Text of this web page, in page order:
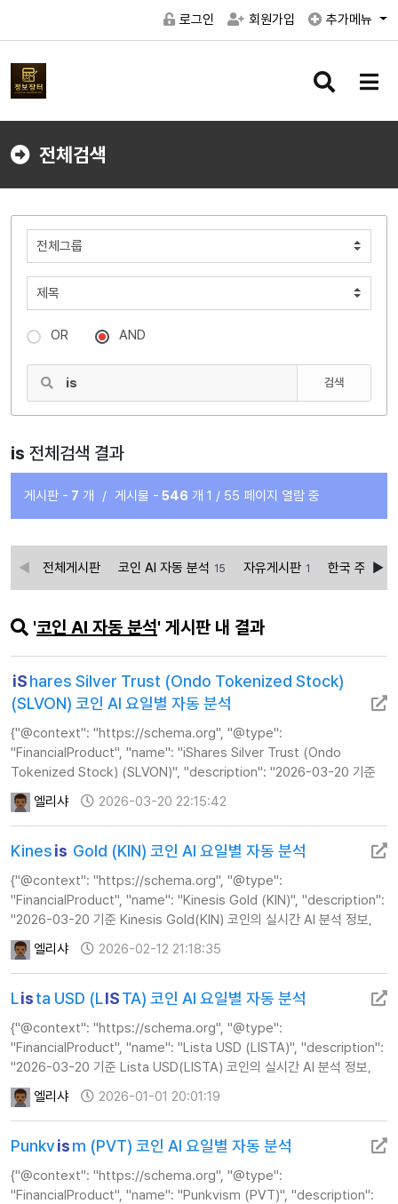
로그인 회원가입 추가메뉴
검
버
메
버
전체검색
OR AND
검색
is 전체검색 결과
게시판 - 7 개 / 게시물 - 546 개 1 / 55 페이지 열람 중
전체게시판 코인 AI 자동 분석 15 자유게시판 1 한국 주식 AI
'코인 AI 자동 분석' 게시판 내 결과
iShares Silver Trust (Ondo Tokenized Stock)
(SLVON) 코인 AI 요일별 자동 분석
{"@context": "https://schema.org", "@type":
"FinancialProduct", "name": "iShares Silver Trust (Ondo
Tokenized Stock) (SLVON)", "description": "2026-03-20 기준
iShares Silver Trust (Ondo Tokenized Stock)(SLVON) 코인의
실시간 AI 분석 정보,…
엘리샤 2026-03-20 22:15:42
Kinesis Gold (KIN) 코인 AI 요일별 자동 분석
{"@context": "https://schema.org", "@type":
"FinancialProduct", "name": "Kinesis Gold (KIN)", "description":
"2026-03-20 기준 Kinesis Gold(KIN) 코인의 실시간 AI 분석 정보,
주가, 기술적 지표 및 투자 전략 가이드를 제공합니다.", "url": "http…
엘리샤 2026-02-12 21:18:35
Lista USD (LISTA) 코인 AI 요일별 자동 분석
{"@context": "https://schema.org", "@type":
"FinancialProduct", "name": "Lista USD (LISTA)", "description":
"2026-03-20 기준 Lista USD(LISTA) 코인의 실시간 AI 분석 정보,
주가, 기술적 지표 및 투자 전략 가이드를 제공합니다.", "url": "https:…
엘리샤 2026-01-01 20:01:19
Punkvism (PVT) 코인 AI 요일별 자동 분석
{"@context": "https://schema.org", "@type":
"FinancialProduct", "name": "Punkvism (PVT)", "description":